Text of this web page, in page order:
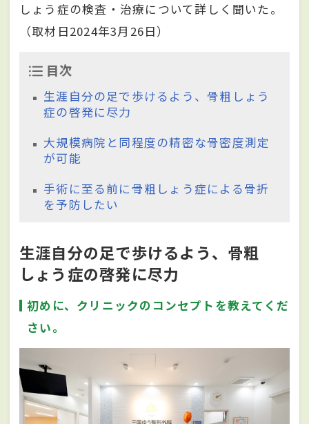
しょう症の検査・治療について詳しく聞いた。
（取材日2024年3月26日）
目次
生涯自分の足で歩けるよう、骨粗しょう
症の啓発に尽力
大規模病院と同程度の精密な骨密度測定
が可能
手術に至る前に骨粗しょう症による骨折
を予防したい
生涯自分の足で歩けるよう、骨粗
しょう症の啓発に尽力
初めに、クリニックのコンセプトを教えてくだ
さい。